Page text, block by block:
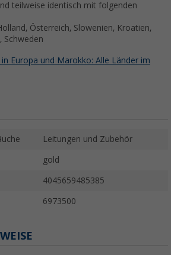
teilweise identisch mit folgenden
Österreich, Slowenien, Kroatien,
Schweden
Europa und Marokko: Alle Länder im
Leitungen und Zubehör
gold
4045659485385
6973500